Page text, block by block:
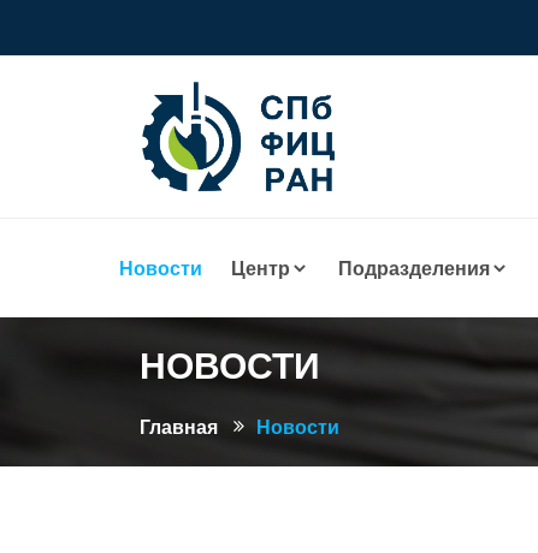
Новости Центр Подразделения
НОВОСТИ
Главная Новости